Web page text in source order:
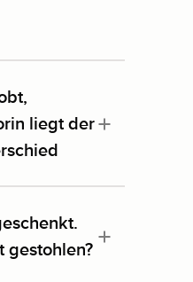
liegt der
gestohlen?